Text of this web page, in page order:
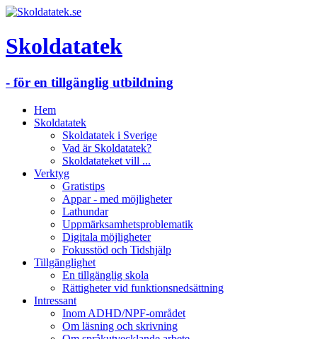
Skoldatatek
- för en tillgänglig utbildning
Hem
Skoldatatek
Skoldatatek i Sverige
Vad är Skoldatatek?
Skoldatateket vill ...
Verktyg
Gratistips
Appar - med möjligheter
Lathundar
Uppmärksamhetsproblematik
Digitala möjligheter
Fokusstöd och Tidshjälp
Tillgänglighet
En tillgänglig skola
Rättigheter vid funktionsnedsättning
Intressant
Inom ADHD/NPF-området
Om läsning och skrivning